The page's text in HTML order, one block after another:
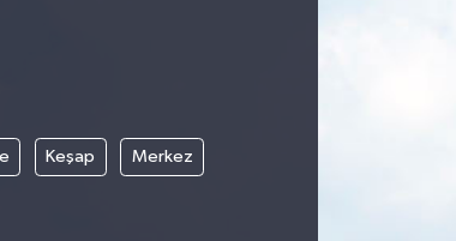
Keşap Merkez